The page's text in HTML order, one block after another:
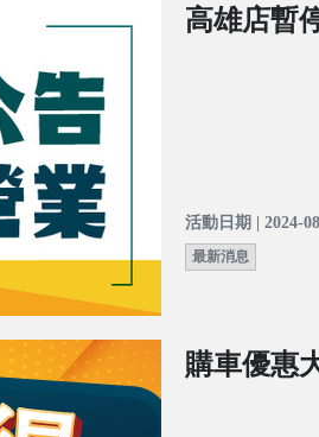
高雄店暫
活動日期 | 2024-
最新消息
購車優惠